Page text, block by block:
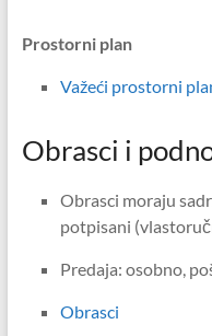
Prostorni plan
Važeći prostorni
Obrasci i
Obrasci moraju
potpisani
Predaja: osobno,
Obrasci